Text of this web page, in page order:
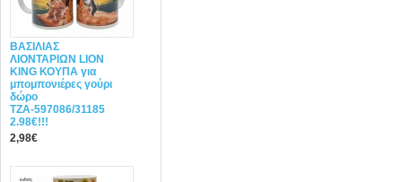
ΒΑΣΙΛΙΑΣ
ΛΙΟΝΤΑΡΙΩΝ LION
KING ΚΟΥΠΑ για
μπομπονιέρες γούρι
δώρο
ΤΖΑ-597086/31185
2.98€!!!
2,98€